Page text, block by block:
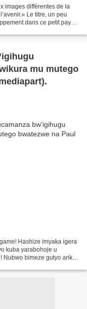
images différentes de la
Le titre, un peu
dans ce petit pays
mu mutego
Hashize imyaka igera
kuba yarabohoje u
Nubwo bimeze gutyo ariko,